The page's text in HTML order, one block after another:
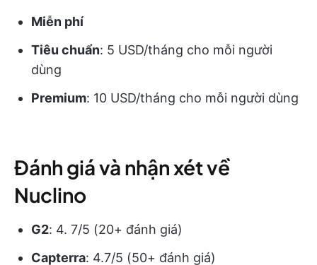
Miễn phí
Tiêu chuẩn: 5 USD/tháng cho mỗi người
dùng
Premium: 10 USD/tháng cho mỗi người dùng
Đánh giá và nhận xét về
Nuclino
G2: 4. 7/5 (20+ đánh giá)
Capterra: 4.7/5 (50+ đánh giá)